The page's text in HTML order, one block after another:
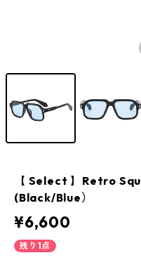
【 Select 】Retro
(Black/Blue）
¥6,600
残り1点